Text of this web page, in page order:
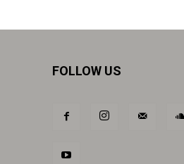
FOLLOW US